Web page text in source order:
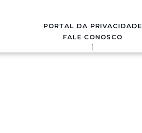
PORTAL DA PRIVACIDADE
FALE CONOSCO